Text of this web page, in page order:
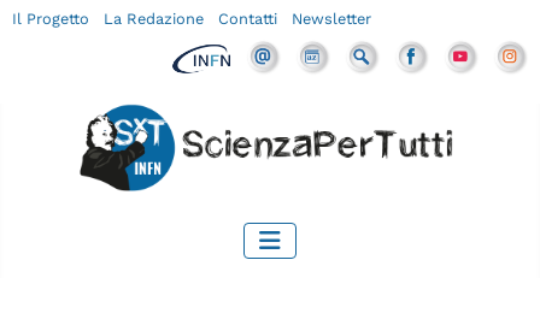
Il Progetto La Redazione Contatti Newsletter